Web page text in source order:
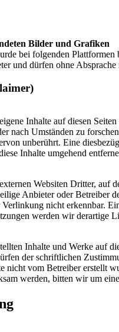
Bilder und Grafiken
bei folgenden
und dürfen ohne
Inhalte auf diesen
nach Umständen zu
unberührt. Eine
Inhalte umgehend
Websiten Dritter, auf
Anbieter oder Betreiber
nicht erkennbar.
werden wir derartige
Inhalte und Werke auf
der schriftlichen
nicht vom Betreiber erstellt
werden, bitten wir um